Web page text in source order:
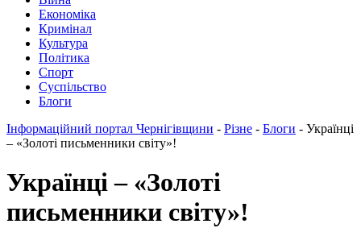
Економіка
Кримінал
Культура
Політика
Спорт
Суспільство
Блоги
Інформаційний портал Чернігівщини - Різне - Блоги - Українці
– «Золоті письменники світу»!
Українці – «Золоті
письменники світу»!